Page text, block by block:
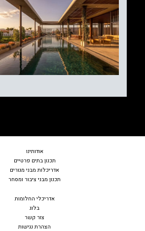
אודותינו
תכנון בתים פרטיים
אדריכלות מבני מגורים
תכנון מבני ציבור ומסחר
אדריכלי החלומות
בלוג
צור קשר
הצהרת נגישות